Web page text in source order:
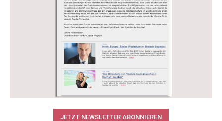
JETZT NEWSLETTER ABONNIEREN